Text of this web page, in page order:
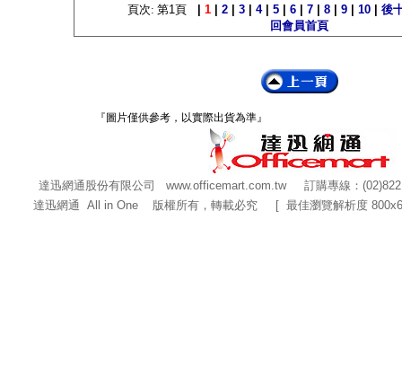
頁次: 第1頁 1 2 3 4| 5 6 7 8 9 10
後
回會員首頁
『圖片僅供參考，以實際出貨為準』
達迅網通股份有限公司 www.officemart.com.tw訂購專線：
達迅網通 All in One 版權所有，轉載必究 [ 最佳瀏覽解析度